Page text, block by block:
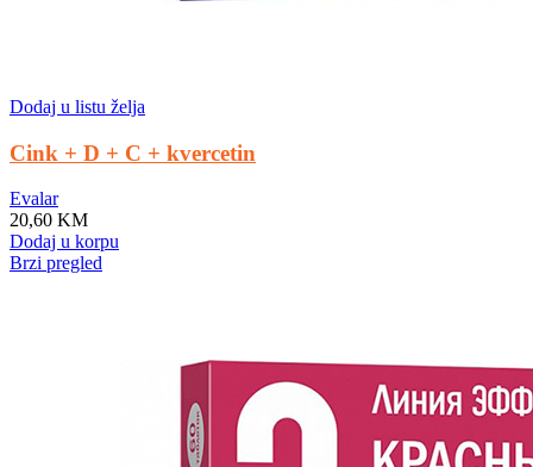
Dodaj u listu želja
Cink + D + C + kvercetin
Evalar
20,60 KM
Dodaj u korpu
Brzi pregled